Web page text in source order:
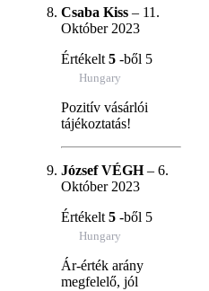
Csaba Kiss – 11.
Október 2023
Értékelt 5 -ből 5
Hungary
Pozitív vásárlói
tájékoztatás!
József VÉGH – 6.
Október 2023
Értékelt 5 -ből 5
Hungary
Ár-érték arány
megfelelő, jól